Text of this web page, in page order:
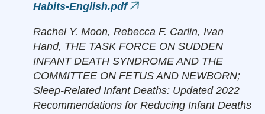
Habits-English.pdf (link
external)
Rachel Y. Moon, Rebecca F. Carlin, Ivan
Hand, THE TASK FORCE ON SUDDEN
INFANT DEATH SYNDROME AND THE
COMMITTEE ON FETUS AND NEWBORN;
Sleep-Related Infant Deaths: Updated 2022
Recommendations for Reducing Infant Deaths